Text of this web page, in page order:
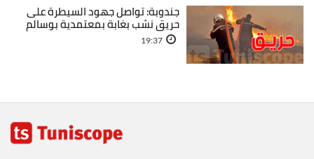
جندوبة: تواصل جهود السيطرة على
حريق نشب بغابة بمعتمدية بوسالم
19:37